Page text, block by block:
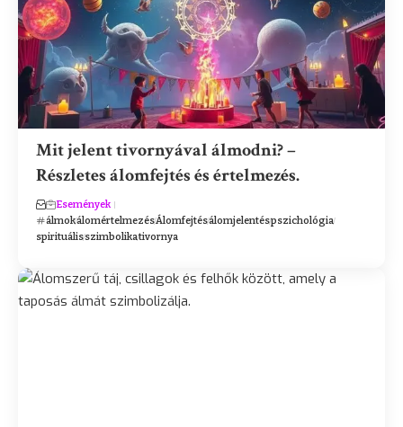
Mit jelent tivornyával álmodni? –
Részletes álomfejtés és értelmezés.
Események
álmokálomértelmezésÁlomfejtésálomjelentéspszichológia
spirituálisszimbolikativornya